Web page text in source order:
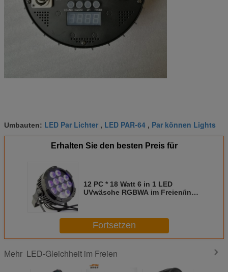
Umbauten: LED Par Lichter , LED PAR-64 , Par können Lights
Erhalten Sie den besten Preis für
12 PC * 18 Watt 6 in 1 LED
UVwäsche RGBWA im Freien/in
Fortsetzen
Mehr LED-Gleichheit im Freien